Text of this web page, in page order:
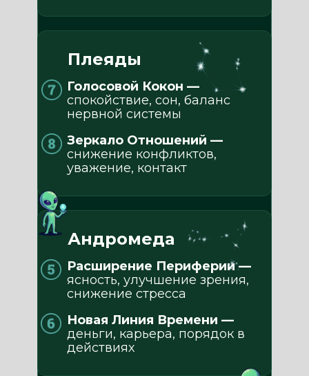
Андромеда
Расширение Периферии —
ясность, улучшение зрения,
снижение стресса
Новая Линия Времени —
деньги, карьера, порядок в
действиях
Плеяды
Голосовой Кокон —
спокойствие, сон, баланс
нервной системы
Зеркало Отношений —
снижение конфликтов,
уважение, контакт